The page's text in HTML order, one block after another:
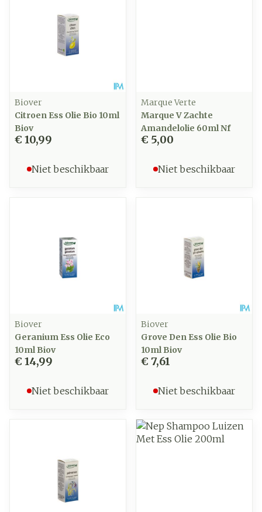
Biover
Citroen Ess Olie Bio 10ml
Biov
€ 10,99
Niet beschikbaar
Marque Verte
Marque V Zachte
Amandelolie 60ml Nf
€ 5,00
Niet beschikbaar
Biover
Geranium Ess Olie Eco
10ml Biov
€ 14,99
Niet beschikbaar
Biover
Grove Den Ess Olie Bio
10ml Biov
€ 7,61
Niet beschikbaar